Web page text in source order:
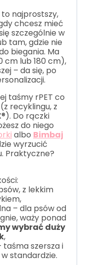
najprostszy,
chcesz mieć
szczególnie w
tam, gdzie nie
biegania. Ma
cm lub 180 cm),
– da się, po
taśmy rPET co
recyklingu, z
Do rączki
do niego
albo Bimbaj
wyrzucić
Praktyczne?
z lekkim
– dla psów od
waży ponad
wybrać duży
,
taśma szersza i
standardzie.